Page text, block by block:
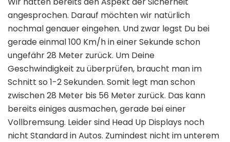
angesprochen. Darauf möchten wir natürlich
nochmal genauer eingehen. Und zwar legst Du bei
gerade einmal 100 Km/h in einer Sekunde schon
ungefähr 28 Meter zurück. Um Deine
Geschwindigkeit zu überprüfen, braucht man im
Schnitt so 1-2 Sekunden. Somit legt man schon
zwischen 28 Meter bis 56 Meter zurück. Das kann
bereits einiges ausmachen, gerade bei einer
Vollbremsung. Leider sind Head Up Displays noch
nicht Standard in Autos. Zumindest nicht im unterem